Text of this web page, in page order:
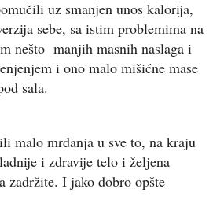
uz smanjen unos kalorija,
sebe, sa istim problemima na
nešto manjih masnih naslaga i
i ono malo mišićne mase
sala.
malo mrdanja u sve to, na kraju
i zdravije telo i željena
zadržite. I jako dobro opšte